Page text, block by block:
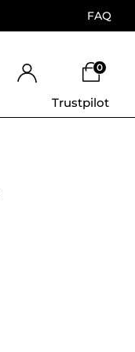
FAQ
0
Trustpilot